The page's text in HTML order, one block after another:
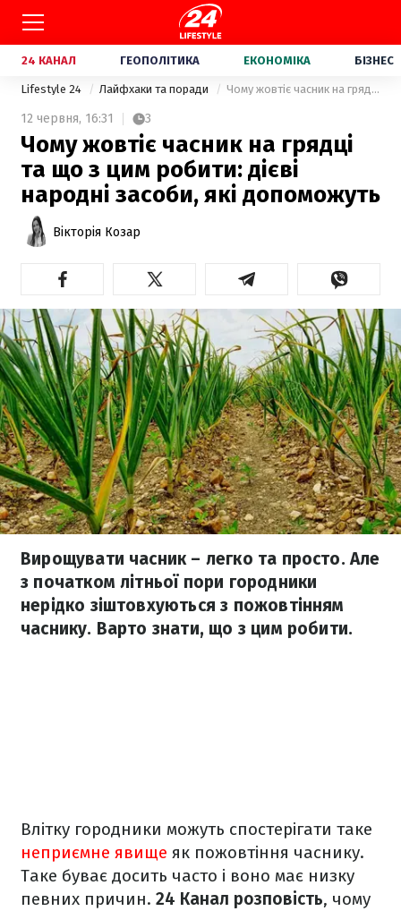
24 КАНАЛ ГЕОПОЛІТИКА ЕКОНОМІКА БІЗНЕС
Lifestyle 24 Лайфхаки та поради Чому жовтіє часник на грядці та що з цим робити: дієві народні засоби, які допоможуть
12 червня, 16:31 3
Чому жовтіє часник на грядці
та що з цим робити: дієві
народні засоби, які допоможуть
Вікторія Козар
Вирощувати часник – легко та просто. Але
з початком літньої пори городники
нерідко зіштовхуються з пожовтінням
часнику. Варто знати, що з цим робити.
Влітку городники можуть спостерігати таке
неприємне явище як пожовтіння часнику.
Таке буває досить часто і воно має низку
певних причин. 24 Канал розповість, чому